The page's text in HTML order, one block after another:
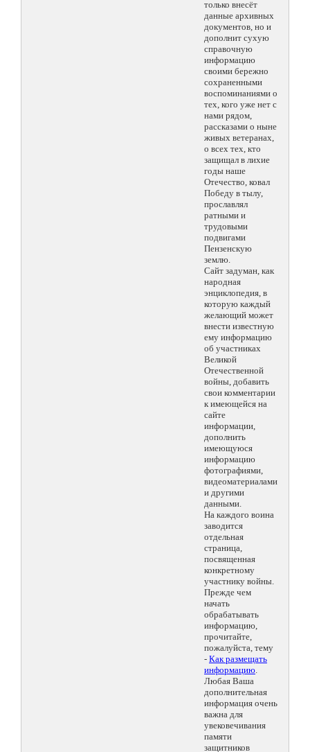
только внесёт
данные архивных
документов, но и
дополнит сухую
справочную
информацию
своими бережно
сохраненными
воспоминаниями о
тех, кого уже нет с
нами рядом,
рассказами о ныне
живых ветеранах,
о всех тех, кто
защищал в лихие
годы наше
Отечество, ковал
Победу в тылу,
прославлял
ратными и
трудовыми
подвигами
Пензенскую
землю.
Сайт задуман, как
народная
энциклопедия, в
которую каждый
желающий может
внести известную
ему информацию
об участниках
Великой
Отечественной
войны, добавить
свои комментарии
к имеющейся на
сайте
информации,
дополнить
имеющуюся
информацию
фотографиями,
видеоматериалами
и другими
данными.
На каждого воина
заводится
отдельная
страница,
посвященная
конкретному
участнику войны.
Прежде чем
начать
обрабатывать
информацию,
прочитайте,
пожалуйста, тему
- Как размещать
информацию.
Любая Ваша
дополнительная
информация очень
важна для
увековечивания
памяти
защитников